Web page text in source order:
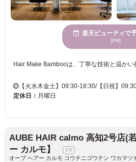
楽天ビューティで
[PR]
【火水木金土】09:30-18:30/【日祝】
定休日： 月曜日
AUBE HAIR calmo 高知2号店(
ー カルモ】
オーブ ヘアー カルモ コウチニゴウテン ワカマツ